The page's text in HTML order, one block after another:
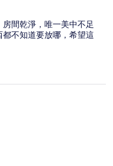
間乾淨，唯一美中不足
不知道要放哪，希望這